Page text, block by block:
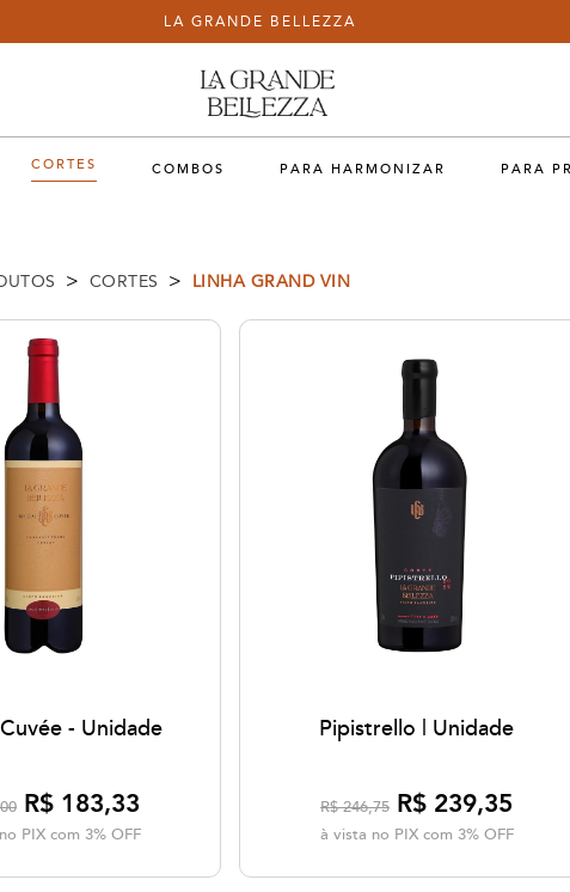
LA GRANDE BELLEZZA
CORTES COMBOS PARA HARMONIZAR PARA
> CORTES > LINHA GRAND VIN
- Unidade
R$ 183,33
PIX com 3% OFF
Pipistrello | Unidade
R$ 246,75 R$ 239,35
à vista no PIX com 3% OFF